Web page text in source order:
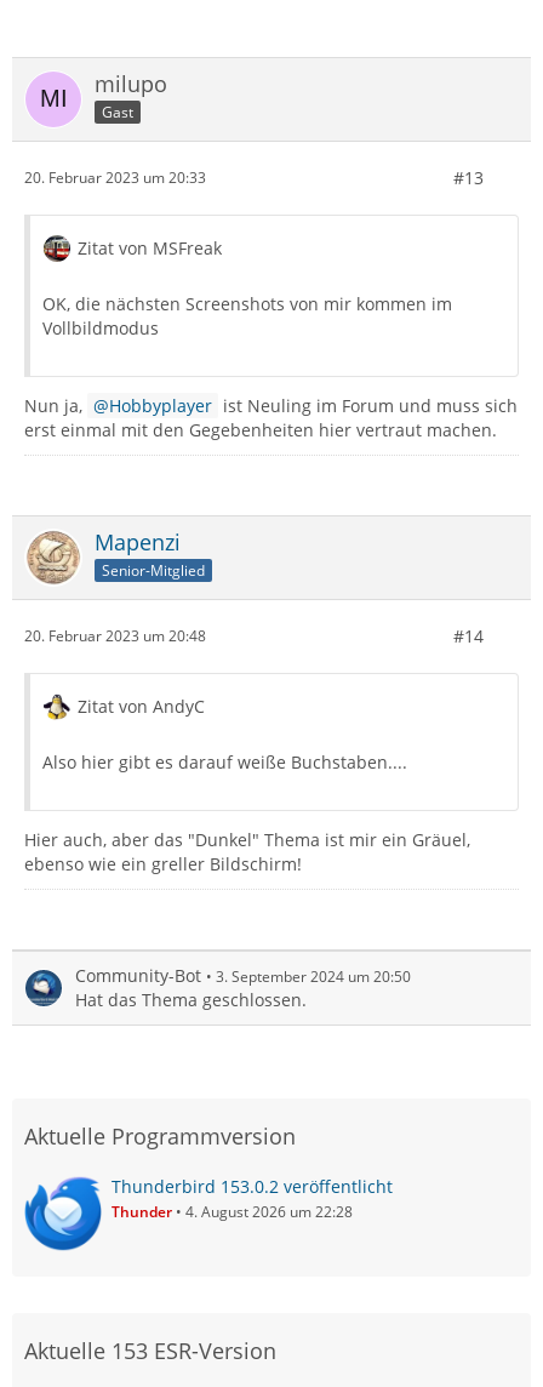
milupo
Gast
20. Februar 2023 um 20:33 #13
Zitat von MSFreak
OK, die nächsten Screenshots von mir kommen im
Vollbildmodus
Nun ja, Hobbyplayer ist Neuling im Forum und muss sich
erst einmal mit den Gegebenheiten hier vertraut machen.
Mapenzi
Senior-Mitglied
20. Februar 2023 um 20:48 #14
Zitat von AndyC
Also hier gibt es darauf weiße Buchstaben....
Hier auch, aber das "Dunkel" Thema ist mir ein Gräuel,
ebenso wie ein greller Bildschirm!
Community-Bot 3. September 2024 um 20:50
Hat das Thema geschlossen.
Aktuelle Programmversion
Thunderbird 153.0.2 veröffentlicht
Thunder 4. August 2026 um 22:28
Aktuelle 153 ESR-Version